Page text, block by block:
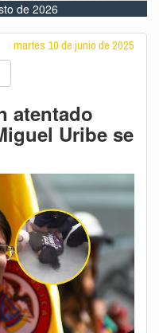
de 2026
martes 10 de junio de 2025
atentado
Uribe se